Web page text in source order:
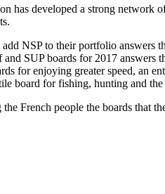
developed a strong network
NSP to their portfolio answers
SUP boards for 2017
for enjoying greater speed, an
board for fishing, hunting and
French people the boards that